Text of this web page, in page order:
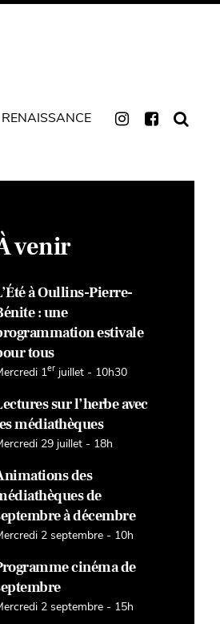
venir
à Oullins-Pierre-
: une
estivale
tous
1er juillet - 10h30
sur l’herbe avec
médiathèques
29 juillet - 18h
des
de
à décembre
2 septembre - 10h
cinéma de
2 septembre - 15h